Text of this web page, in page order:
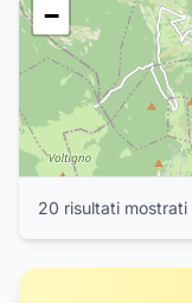
−
20 risultati mostrati